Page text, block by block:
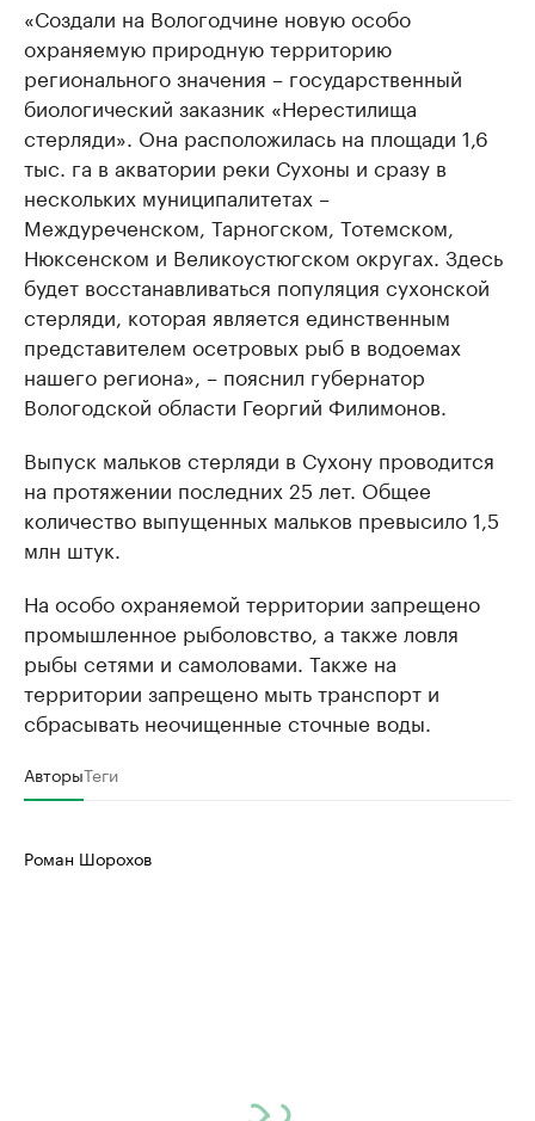
«Создали на Вологодчине новую особо
охраняемую природную территорию
регионального значения – государственный
биологический заказник «Нерестилища
стерляди». Она расположилась на площади 1,6
тыс. га в акватории реки Сухоны и сразу в
нескольких муниципалитетах –
Междуреченском, Тарногском, Тотемском,
Нюксенском и Великоустюгском округах. Здесь
будет восстанавливаться популяция сухонской
стерляди, которая является единственным
представителем осетровых рыб в водоемах
нашего региона», – пояснил губернатор
Вологодской области Георгий Филимонов.
Выпуск мальков стерляди в Сухону проводится
на протяжении последних 25 лет. Общее
количество выпущенных мальков превысило 1,5
млн штук.
На особо охраняемой территории запрещено
промышленное рыболовство, а также ловля
рыбы сетями и самоловами. Также на
территории запрещено мыть транспорт и
сбрасывать неочищенные сточные воды.
АвторыТеги
Роман Шорохов